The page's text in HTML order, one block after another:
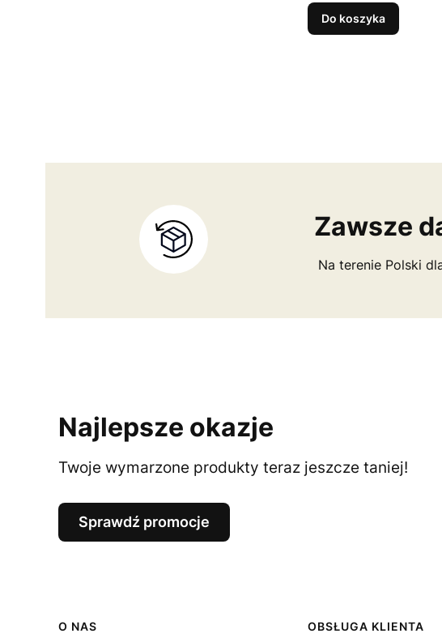
Do koszyka
Zawsze
Na terenie Polski
Najlepsze okazje
Twoje wymarzone produkty teraz jeszcze taniej!
Sprawdź promocje
Linki w stopce
O NAS OBSŁUGA KLIENTA